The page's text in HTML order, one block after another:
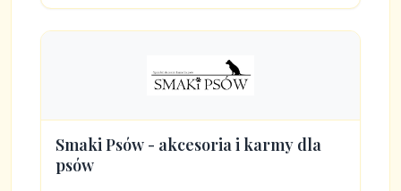
Smaki Psów - akcesoria i karmy dla
psów